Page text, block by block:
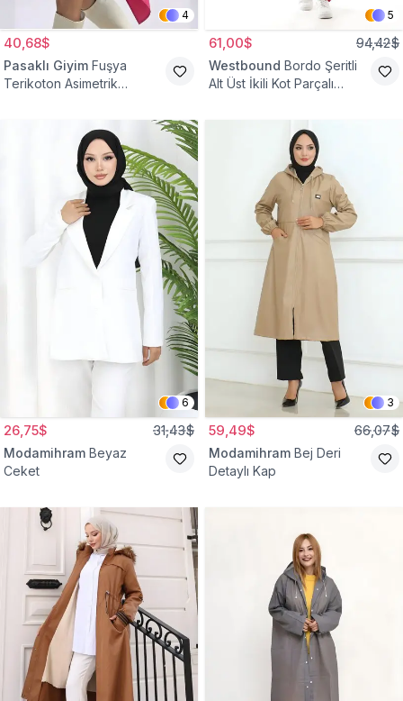
4
40,68$
Pasaklı Giyim Fuşya
Terikoton Asimetrik
5
61,00$ 94,42$
Westbound Bordo Şeritli
Alt Üst İkili Kot Parçalı
6
26,75$ 31,43$
Modamihram Beyaz
Ceket
3
59,49$ 66,07$
Modamihram Bej Deri
Detaylı Kap